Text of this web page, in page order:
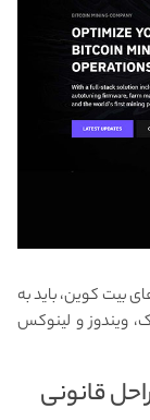
بیت کوین، باید به
ویندوز و لینوکس
قانونی